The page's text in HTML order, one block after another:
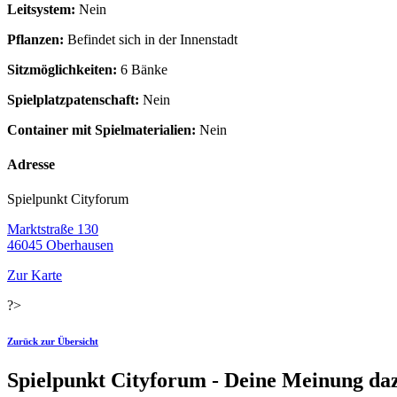
Leitsystem: Nein
Pflanzen: Befindet sich in der Innenstadt
Sitzmöglichkeiten: 6 Bänke
Spielplatzpatenschaft: Nein
Container mit Spielmaterialien: Nein
Adresse
Spielpunkt Cityforum
Marktstraße 130
46045 Oberhausen
Zur Karte
?>
Zurück zur Übersicht
Spielpunkt Cityforum - Deine Meinung